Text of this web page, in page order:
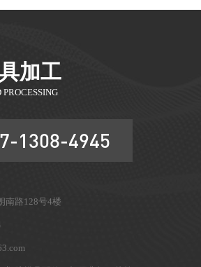
加工
1308-4945
路128号4楼